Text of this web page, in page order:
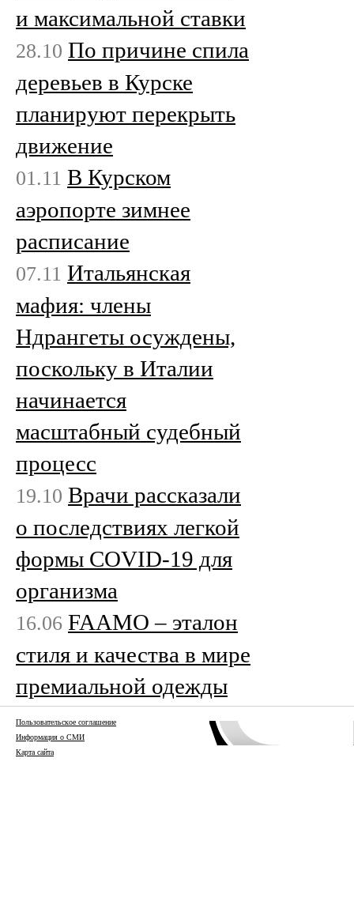
и максимальной ставки
28.10 По причине спила
деревьев в Курске
планируют перекрыть
движение
01.11 В Курском
аэропорте зимнее
расписание
07.11 Итальянская
мафия: члены
Ндрангеты осуждены,
поскольку в Италии
начинается
масштабный судебный
процесс
19.10 Врачи рассказали
о последствиях легкой
формы COVID-19 для
организма
16.06 FAAMO – эталон
стиля и качества в мире
премиальной одежды
Пользовательское соглашение
Информация о СМИ
Карта сайта